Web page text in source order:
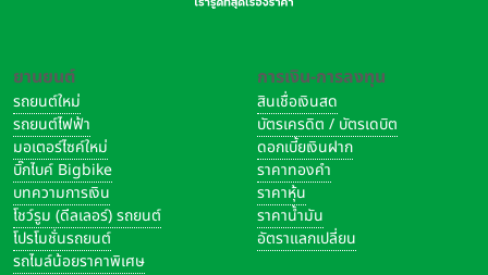
ยานยนต์
รถยนต์ใหม่
รถยนต์ไฟฟ้า
มอเตอร์ไซค์ใหม่
บิ๊กไบค์ Bigbike
บทความการเงิน
โชว์รูม (ดีลเลอร์) รถยนต์
โปรโมชั่นรถยนต์
รถไมล์น้อยราคาพิเศษ
การเงิน-การลงทุน
สินเชื่อเงินสด
บัตรเครดิต / บัตรเดบิต
ดอกเบี้ยเงินฝาก
ราคาทองคำ
ราคาหุ้น
ราคาน้ำมัน
อัตราแลกเปลี่ยน